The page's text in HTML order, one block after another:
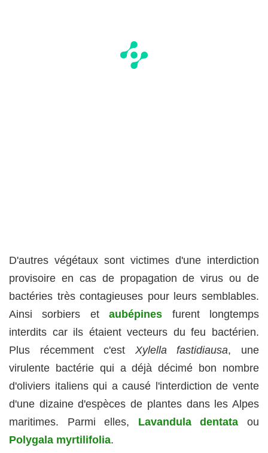
D'autres végétaux sont victimes d'une interdiction
provisoire en cas de propagation de virus ou de
bactéries très contagieuses pour leurs semblables.
Ainsi sorbiers etaubépines furent longtemps
interdits car ils étaient vecteurs du feu bactérien.
Plus récemment c'est Xylella fastidiausa, une
virulente bactérie qui a déjà décimé bon nombre
d'oliviers italiens qui a causé l'interdiction de vente
d'une dizaine d'espèces de plantes dans les Alpes
maritimes. Parmi elles, Lavandula dentata ou
Polygala myrtilifolia.